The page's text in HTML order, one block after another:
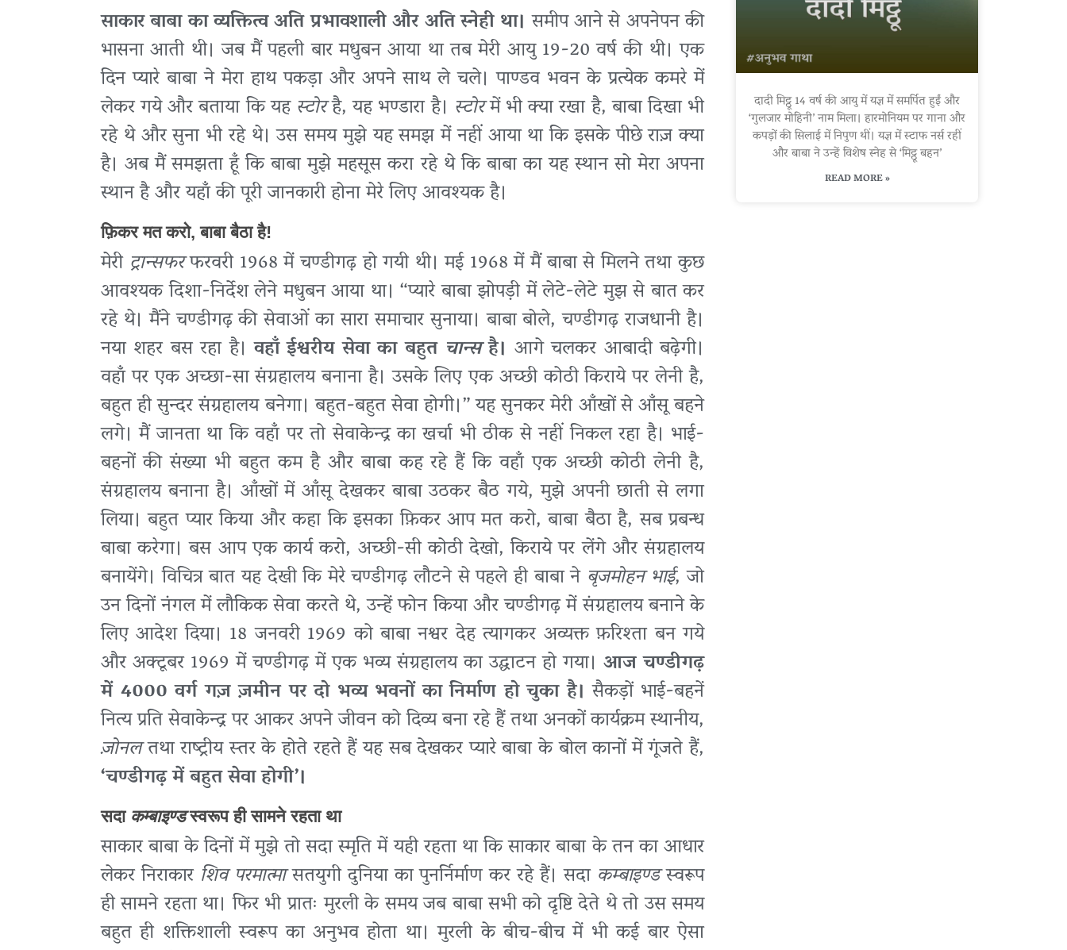
साकार बाबा का व्यक्तित्व अति प्रभावशाली और अति स्नेही था। समीप आने से अपनेपन की
भासना आती थी। जब मैं पहली बार मधुबन आया था तब मेरी आयु 19-20 वर्ष की थी। एक
दिन प्यारे बाबा ने मेरा हाथ पकड़ा और अपने साथ ले चले। पाण्डव भवन के प्रत्येक कमरे में
लेकर गये और बताया कि यहस्टोरहै, यह भण्डारा है। स्टोरमें भी क्या रखा है, बाबा दिखा भी
रहे थे और सुना भी रहे थे। उस समय मुझे यह समझ में नहीं आया था कि इसके पीछे राज़ क्या
है। अब मैं समझता हूँ कि बाबा मुझे महसूस करा रहे थे कि बाबा का यह स्थान सो मेरा अपना
स्थान है और यहाँ की पूरी जानकारी होना मेरे लिए आवश्यक है।
फ़िकर मत करो, बाबा बैठा है!
मेरी ट्रान्सफरफरवरी 1968 में चण्डीगढ़ हो गयी थी। मई 1968 में मैं बाबा से मिलने तथा कुछ
आवश्यक दिशा-निर्देश लेने मधुबन आया था। “प्यारे बाबा झोपड़ी में लेटे-लेटे मुझ से बात कर
रहे थे। मैंने चण्डीगढ़ की सेवाओं का सारा समाचार सुनाया। बाबा बोले, चण्डीगढ़ राजधानी है।
नया शहर बस रहा है।वहाँ ईश्वरीय सेवा का बहुत चान्सहै। आगे चलकर आबादी बढ़ेगी।
वहाँ पर एक अच्छा-सा संग्रहालय बनाना है। उसके लिए एक अच्छी कोठी किराये पर लेनी है,
बहुत ही सुन्दर संग्रहालय बनेगा। बहुत-बहुत सेवा होगी।” यह सुनकर मेरी आँखों से आँसू बहने
लगे। मैं जानता था कि वहाँ पर तो सेवाकेन्द्र का खर्चा भी ठीक से नहीं निकल रहा है। भाई-
बहनों की संख्या भी बहुत कम है और बाबा कह रहे हैं कि वहाँ एक अच्छी कोठी लेनी है,
संग्रहालय बनाना है। आँखों में आँसू देखकर बाबा उठकर बैठ गये, मुझे अपनी छाती से लगा
लिया। बहुत प्यार किया और कहा कि इसका फ़िकर आप मत करो, बाबा बैठा है, सब प्रबन्ध
बाबा करेगा। बस आप एक कार्य करो, अच्छी-सी कोठी देखो, किराये पर लेंगे और संग्रहालय
बनायेंगे। विचित्र बात यह देखी कि मेरे चण्डीगढ़ लौटने से पहले ही बाबा ने बृजमोहन भाई, जो
उन दिनों नंगल में लौकिक सेवा करते थे, उन्हें फोन किया और चण्डीगढ़ में संग्रहालय बनाने के
लिए आदेश दिया। 18 जनवरी 1969 को बाबा नश्वर देह त्यागकर अव्यक्त फ़रिश्ता बन गये
और अक्टूबर 1969 में चण्डीगढ़ में एक भव्य संग्रहालय का उद्घाटन हो गया। आज चण्डीगढ़
में 4000 वर्ग गज़ ज़मीन पर दो भव्य भवनों का निर्माण हो चुका है। सैकड़ों भाई-बहनें
नित्य प्रति सेवाकेन्द्र पर आकर अपने जीवन को दिव्य बना रहे हैं तथा अनकों कार्यक्रम स्थानीय,
ज़ोनलतथा राष्ट्रीय स्तर के होते रहते हैं यह सब देखकर प्यारे बाबा के बोल कानों में गूंजते हैं,
‘चण्डीगढ़ में बहुत सेवा होगी’।
सदा कम्बाइण्डस्वरूप ही सामने रहता था
साकार बाबा के दिनों में मुझे तो सदा स्मृति में यही रहता था कि साकार बाबा के तन का आधार
लेकर निराकार शिव परमात्मासतयुगी दुनिया का पुनर्निर्माण कर रहे हैं। सदा कम्बाइण्डस्वरूप
ही सामने रहता था। फिर भी प्रातः मुरली के समय जब बाबा सभी को दृष्टि देते थे तो उस समय
बहुत ही शक्तिशाली स्वरूप का अनुभव होता था। मुरली के बीच-बीच में भी कई बार ऐसा
दादी मिट्ठू 14 वर्ष की आयु में यज्ञ में समर्पित हुईं और
‘गुलजार मोहिनी’ नाम मिला। हारमोनियम पर गाना और
कपड़ों की सिलाई में निपुण थीं। यज्ञ में स्टाफ नर्स रहीं
और बाबा ने उन्हें विशेष स्नेह से ‘मिट्ठू बहन’
READ MORE »